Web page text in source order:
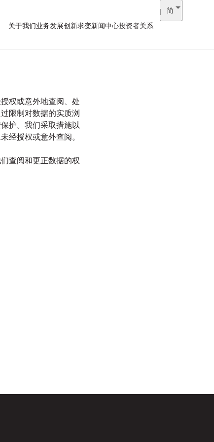
关于我们业务发展创新求变新闻中心投资者关系
简
权或意外地查阅、处
限制对数据的实质浏
护。我们采取措施以
经授权或意外查阅。
查阅和更正数据的权